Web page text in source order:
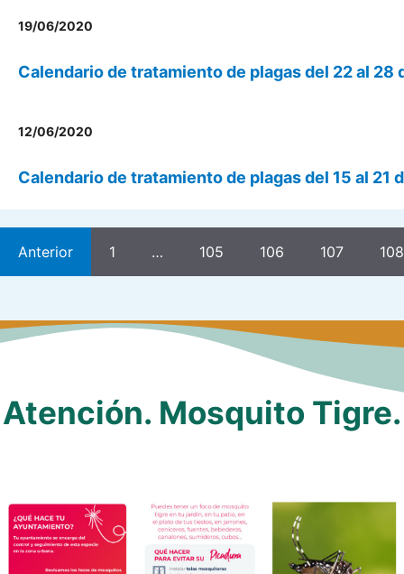
19/06/2020
Calendario de tratamiento de plagas del 22 al 28
12/06/2020
Calendario de tratamiento de plagas del 15 al 21
Anterior 1 … 105 106 107 108
Atención. Mosquito Tigre.